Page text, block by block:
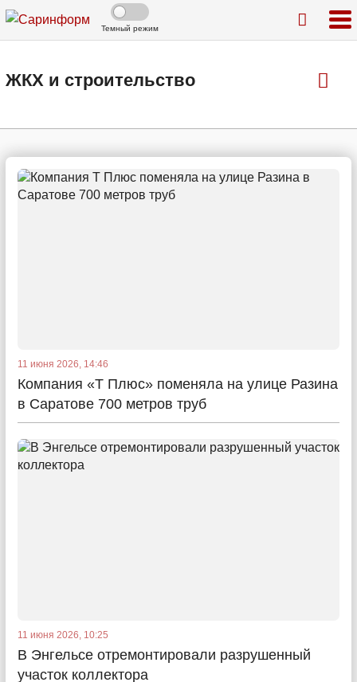
Темный режим
ЖКХ и строительство
11 июня 2026, 14:46
Компания «Т Плюс» поменяла на улице Разина
в Саратове 700 метров труб
11 июня 2026, 10:25
В Энгельсе отремонтировали разрушенный
участок коллектора